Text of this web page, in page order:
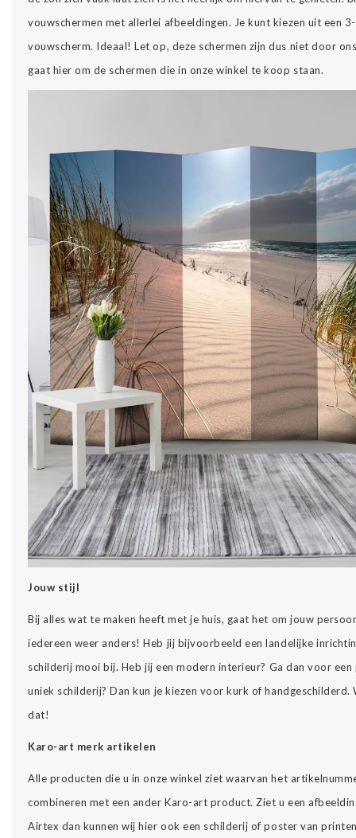
vouwschermen met allerlei afbeeldingen. Je kunt kiezen uit een
vouwscherm. Ideaal! Let op, deze schermen zijn dus niet door
gaat hier om de schermen die in onze winkel te koop staan.
Jouw stijl
Bij alles wat te maken heeft met je huis, gaat het om jouw
iedereen weer anders! Heb jij bijvoorbeeld een landelijke
schilderij mooi bij. Heb jij een modern interieur? Ga dan voor
uniek schilderij? Dan kun je kiezen voor kurk of handgeschilderd.
dat!
Karo-art merk artikelen
Alle producten die u in onze winkel ziet waarvan het
combineren met een ander Karo-art product. Ziet u een
Airtex dan kunnen wij hier ook een schilderij of poster van